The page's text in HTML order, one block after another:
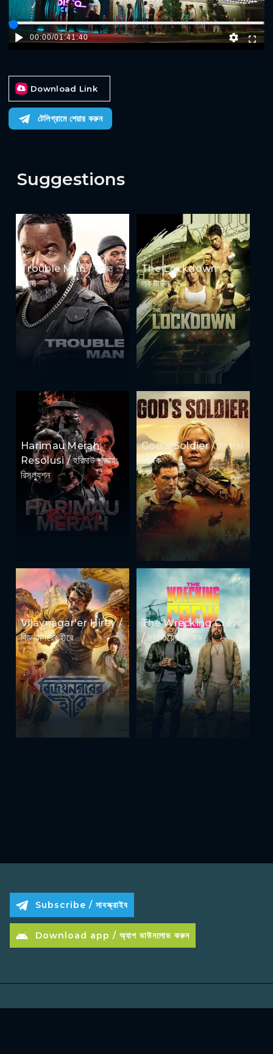
00:00/01:41:40
Download Link
টেলিগ্রামে শেয়ার করুন
Suggestions
Trouble Man / ট্রাবল
ম্যান
The Lockdown /
লকডাউন
Harimau Merah:
Resolusi / হরিমাউ মেরাহ:
রিসল্যুশন
God's Soldier / ঈশ্বরের
সৈনিক
Vijaynagar'er Hirey /
বিজয়নগরের হীরে
The Wrecking Crew
/ দ্যা ওয়্রেকিং ক্রু
Subscribe / সাবস্ক্রাইব
Download app / অ্যাপ ডাউনলোড করুন